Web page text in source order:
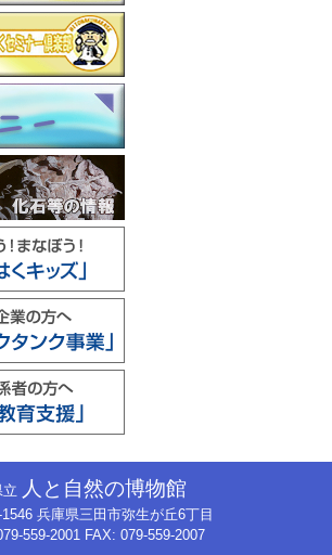
人と自然の博物館
1546 兵庫県三田市弥生が丘6丁目
559-2001 FAX: 079-559-2007